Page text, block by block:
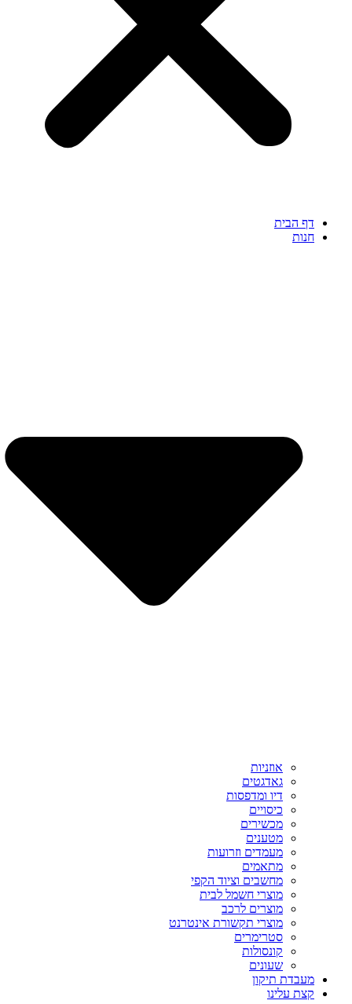
דף הבית
חנות
אוזניות
גאדגטים
דיו ומדפסות
כיסויים
מכשירים
מטענים
מעמדים וזרועות
מתאמים
מחשבים וציוד הקפי
מוצרי חשמל לבית
מוצרים לרכב
מוצרי תקשורת אינטרנט
סטרימרים
קונסולות
שעונים
מעבדת תיקון
קצת עלינו